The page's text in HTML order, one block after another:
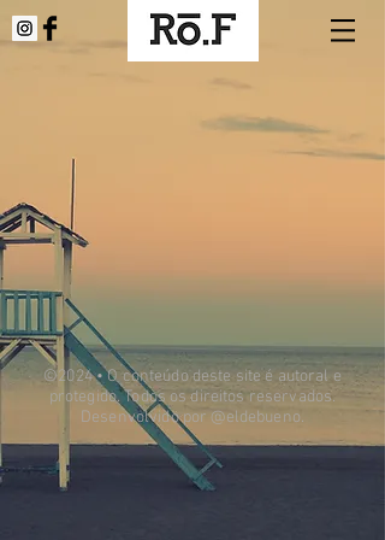
©2024 • O conteúdo deste site é autoral e
protegido. Todos os direitos reservados.
Desenvolvido por @eldebueno.